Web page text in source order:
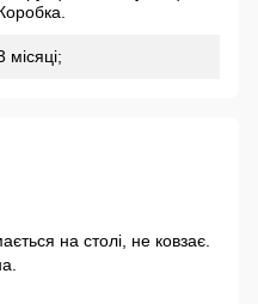
місяці;
на столі, не ковзає.